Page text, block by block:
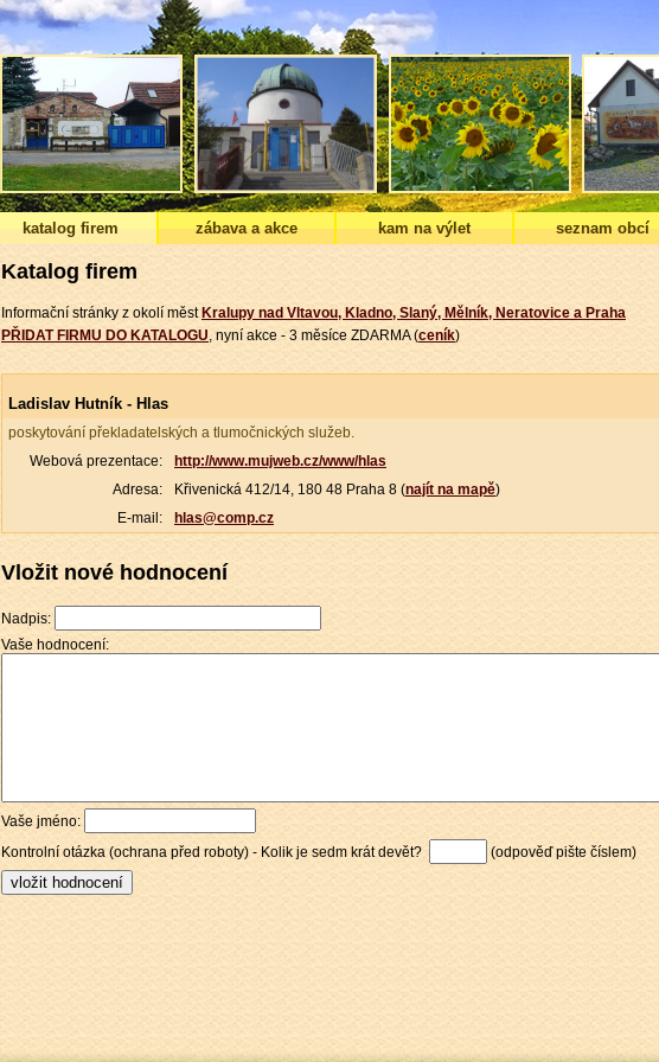
katalog firem zábava a akce kam na výlet seznam obcí
Katalog firem
Informační stránky z okolí měst Kralupy nad Vltavou, Kladno, Slaný, Mělník, Neratovice a Praha
PŘIDAT FIRMU DO KATALOGU, nyní akce - 3 měsíce ZDARMA (ceník)
Ladislav Hutník - Hlas
poskytování překladatelských a tlumočnických služeb.
Webová prezentace:
http://www.mujweb.cz/www/hlas
Adresa:
Křivenická 412/14, 180 48 Praha 8 (najít na mapě)
E-mail:
hlas@comp.cz
Vložit nové hodnocení
Nadpis:
Vaše hodnocení:
Vaše jméno:
Kontrolní otázka (ochrana před roboty) - Kolik je sedm krát devět?
(odpověď pište číslem)